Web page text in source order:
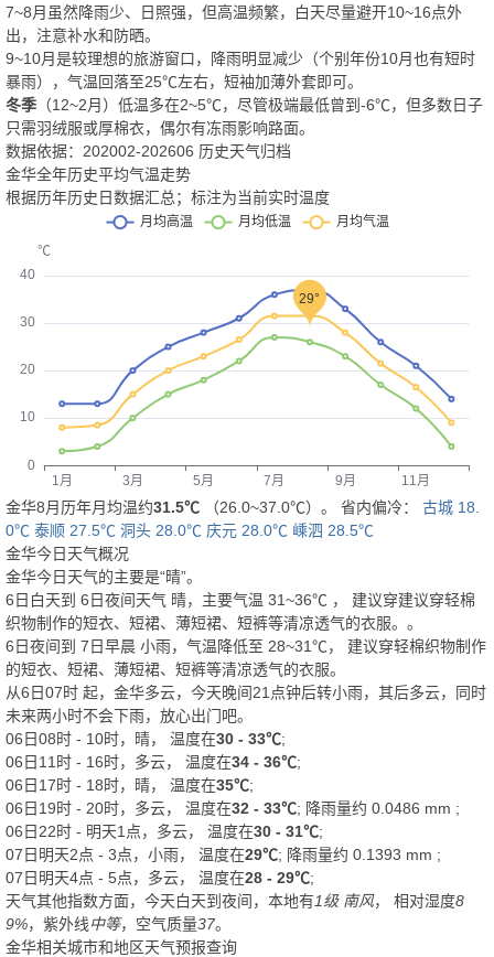
7~8月虽然降雨少、日照强，但高温频繁，白天尽量避开10~16点外
出，注意补水和防晒。
9~10月是较理想的旅游窗口，降雨明显减少（个别年份10月也有短时
暴雨），气温回落至25℃左右，短袖加薄外套即可。
冬季 （12~2月）低温多在2~5℃，尽管极端最低曾到-6℃，但多数日子
只需羽绒服或厚棉衣，偶尔有冻雨影响路面。
数据依据：202002-202606 历史天气归档
金华全年历史平均气温走势
根据历年历史日数据汇总；标注为当前实时温度
金华8月历年月均温约31.5℃ （26.0~37.0℃）。 省内偏冷： 古城 18.
0℃ 泰顺 27.5℃ 洞头 28.0℃ 庆元 28.0℃ 嵊泗 28.5℃
金华今日天气概况
金华今日天气的主要是“晴”。
6日白天到 6日夜间天气 晴，主要气温 31~36℃ ， 建议穿建议穿轻棉
织物制作的短衣、短裙、薄短裙、短裤等清凉透气的衣服。 。
6日夜间到 7日早晨 小雨，气温降低至 28~31℃， 建议穿轻棉织物制作
的短衣、短裙、薄短裙、短裤等清凉透气的衣服。
从6日07时 起，金华多云，今天晚间21点钟后转小雨，其后多云，同时
未来两小时不会下雨，放心出门吧。
06日08时 - 10时，晴， 温度在30 - 33℃;
06日11时 - 16时，多云， 温度在34 - 36℃;
06日17时 - 18时，晴， 温度在35℃;
06日19时 - 20时，多云， 温度在32 - 33℃; 降雨量约 0.0486 mm ;
06日22时 - 明天1点，多云， 温度在30 - 31℃;
07日明天2点 - 3点，小雨， 温度在29℃; 降雨量约 0.1393 mm ;
07日明天4点 - 5点，多云， 温度在28 - 29℃;
天气其他指数方面，今天白天到夜间，本地有1级 南风， 相对湿度8
9%，紫外线中等，空气质量37。
金华相关城市和地区天气预报查询